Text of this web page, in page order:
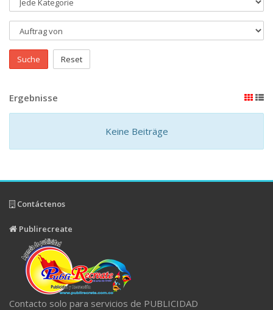
Suche Reset
Ergebnisse
Keine Beiträge
Contáctenos
Publirecreate
Contacto solo para servicios de PUBLICIDAD